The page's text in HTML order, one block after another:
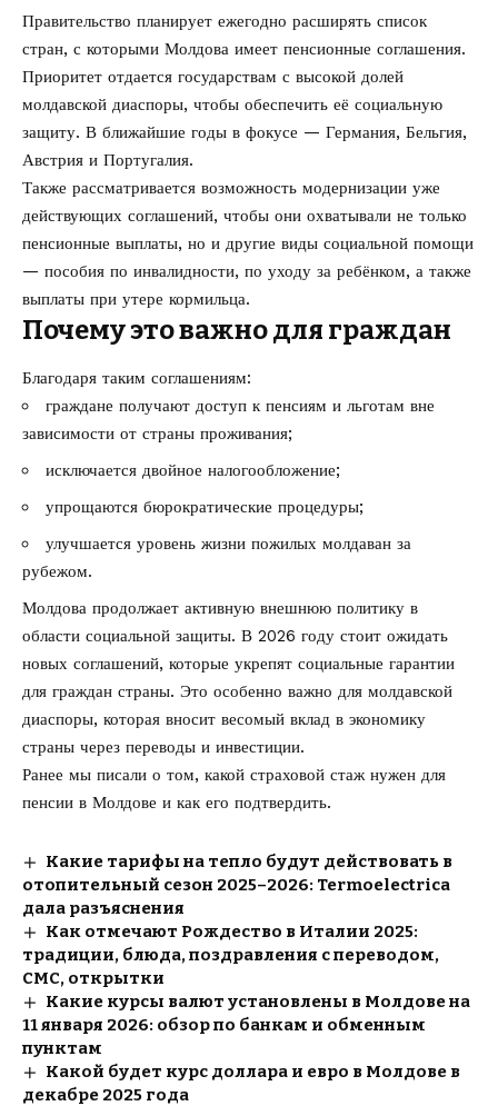
Правительство планирует ежегодно расширять список
стран, с которыми Молдова имеет пенсионные соглашения.
Приоритет отдается государствам с высокой долей
молдавской диаспоры, чтобы обеспечить её социальную
защиту. В ближайшие годы в фокусе — Германия, Бельгия,
Австрия и Португалия.
Также рассматривается возможность модернизации уже
действующих соглашений, чтобы они охватывали не только
пенсионные выплаты, но и другие виды социальной помощи
— пособия по инвалидности, по уходу за ребёнком, а также
выплаты при утере кормильца.
Почему это важно для граждан
Благодаря таким соглашениям:
граждане получают доступ к пенсиям и льготам вне
зависимости от страны проживания;
исключается двойное налогообложение;
упрощаются бюрократические процедуры;
улучшается уровень жизни пожилых молдаван за
рубежом.
Молдова продолжает активную внешнюю политику в
области социальной защиты. В 2026 году стоит ожидать
новых соглашений, которые укрепят социальные гарантии
для граждан страны. Это особенно важно для молдавской
диаспоры, которая вносит весомый вклад в экономику
страны через переводы и инвестиции.
Ранее мы писали о том, какой страховой стаж нужен для
пенсии в Молдове и как его подтвердить.
Какие тарифы на тепло будут действовать в
отопительный сезон 2025–2026: Termoelectrica
дала разъяснения
Как отмечают Рождество в Италии 2025:
традиции, блюда, поздравления с переводом,
СМС, открытки
Какие курсы валют установлены в Молдове на
11 января 2026: обзор по банкам и обменным
пунктам
Какой будет курс доллара и евро в Молдове в
декабре 2025 года